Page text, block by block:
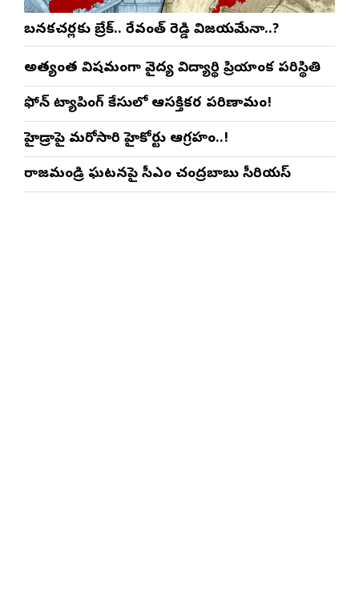
బనకచర్లకు బ్రేక్.. రేవంత్ రెడ్డి విజయమేనా..?
అత్యంత విషమంగా వైద్య విద్యార్థిని ప్రియాంక పరిస్థితి
ఫోన్ ట్యాపింగ్ కేసులో ఆసక్తికర పరిణామం!
హైడ్రాపై మరోసారి హైకోర్టు ఆగ్రహం..!
రాజమండ్రి ఘటనపై సీఎం చంద్రబాబు సీరియస్